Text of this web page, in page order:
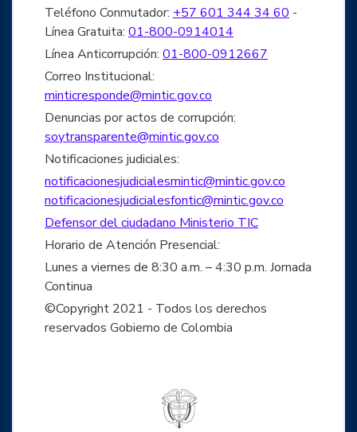
Teléfono Conmutador: +57 601 344 34 60 -
Línea Gratuita: 01-800-0914014
Línea Anticorrupción: 01-800-0912667
Correo Institucional:
minticresponde@mintic.gov.co
Denuncias por actos de corrupción:
soytransparente@mintic.gov.co
Notificaciones judiciales:
notificacionesjudicialesmintic@mintic.gov.co
notificacionesjudicialesfontic@mintic.gov.co
Defensor del ciudadano Ministerio TIC
Horario de Atención Presencial:
Lunes a viernes de 8:30 a.m. – 4:30 p.m. Jornada
Continua
©Copyright 2021 - Todos los derechos
reservados Gobierno de Colombia